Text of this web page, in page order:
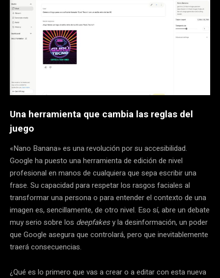
Una herramienta que cambia las reglas del
juego
«Nano Banana» es una revolución por su accesibilidad.
Google ha puesto una herramienta de edición de nivel
profesional en manos de cualquiera que sepa escribir una
frase. Su capacidad para respetar los rasgos faciales al
transformar una persona o para entender el contexto de una
imagen es, sencillamente, de otro nivel. Eso sí, abre un debate
muy serio sobre los deepfakesy la desinformación, un poder
que Google asegura que controlará, pero que inevitablemente
traerá consecuencias.
¿Qué es lo primero que vas a crear o a editar con esta nueva